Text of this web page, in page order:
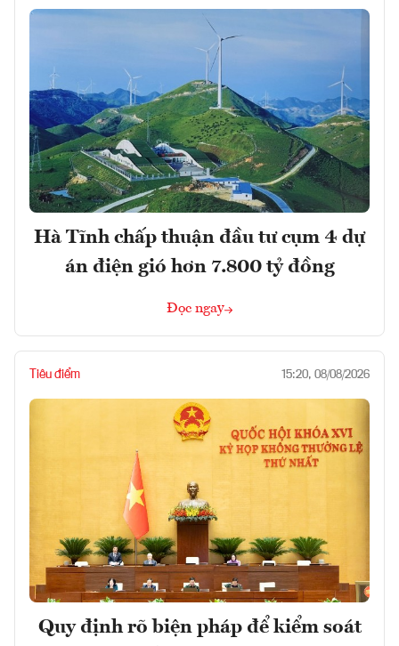
Hà Tĩnh chấp thuận đầu tư cụm 4 dự
án điện gió hơn 7.800 tỷ đồng
Đọc ngay
Tiêu điểm 15:20, 08/08/2026
Quy định rõ biện pháp để kiểm soát